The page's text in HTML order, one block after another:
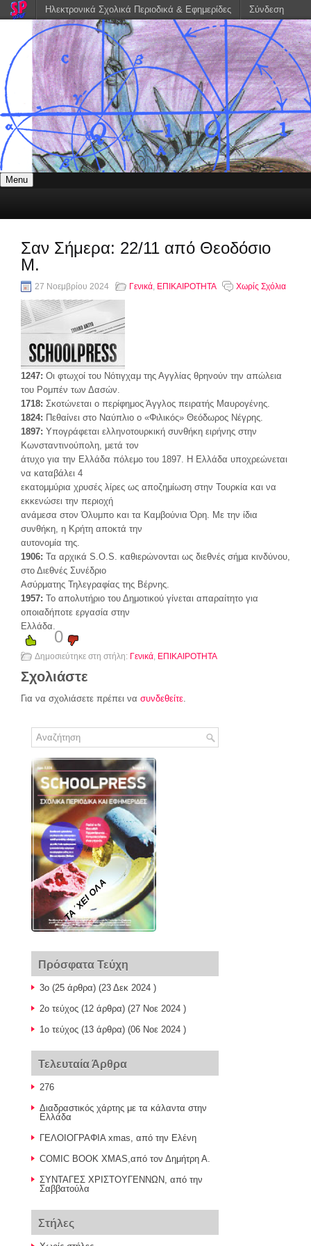
Menu
Σαν Σήμερα: 22/11 από Θεοδόσιο
Μ.
27 Νοεμβρίου 2024 Γενικά, ΕΠΙΚΑΙΡΟΤΗΤΑ Χωρίς Σχόλια
1247: Οι φτωχοί του Νότιγχαμ της Αγγλίας θρηνούν την απώλεια
του Ρομπέν των Δασών.
1718: Σκοτώνεται ο περίφημος Άγγλος πειρατής Μαυρογένης.
1824: Πεθαίνει στο Ναύπλιο ο «Φιλικός» Θεόδωρος Νέγρης.
1897: Υπογράφεται ελληνοτουρκική συνθήκη ειρήνης στην
Κωνσταντινούπολη, μετά τον
άτυχο για την Ελλάδα πόλεμο του 1897. Η Ελλάδα υποχρεώνεται
να καταβάλει 4
εκατομμύρια χρυσές λίρες ως αποζημίωση στην Τουρκία και να
εκκενώσει την περιοχή
ανάμεσα στον Όλυμπο και τα Καμβούνια Όρη. Με την ίδια
συνθήκη, η Κρήτη αποκτά την
αυτονομία της.
1906: Τα αρχικά S.O.S. καθιερώνονται ως διεθνές σήμα κινδύνου,
στο Διεθνές Συνέδριο
Ασύρματης Τηλεγραφίας της Βέρνης.
1957: Το απολυτήριο του Δημοτικού γίνεται απαραίτητο για
οποιαδήποτε εργασία στην
Ελλάδα.
0
Δημοσιεύτηκε στη στήλη: Γενικά, ΕΠΙΚΑΙΡΟΤΗΤΑ
Σχολιάστε
Για να σχολιάσετε πρέπει να συνδεθείτε.
ΤΑ ΄ΧΕΙ ΟΛΑ
Πρόσφατα Τεύχη
3ο (25 άρθρα) (23 Δεκ 2024 )
2o τεύχος (12 άρθρα) (27 Νοε 2024 )
1ο τεύχος (13 άρθρα) (06 Νοε 2024 )
Τελευταία Άρθρα
276
Διαδραστικός χάρτης με τα κάλαντα στην
Ελλάδα
ΓΕΛΟΙΟΓΡΑΦΙΑ xmas, από την Ελένη
COMIC BOOK XMAS,από τον Δημήτρη Α.
ΣΥΝΤΑΓΕΣ ΧΡΙΣΤΟΥΓΕΝΝΩΝ, από την
Σαββατούλα
Στήλες
Ηλεκτρονικά Σχολικά Περιοδικά & Εφημερίδες Σύνδεση